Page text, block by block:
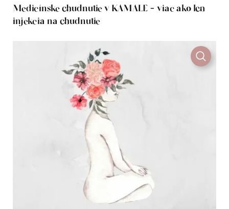
Medicínske chudnutie v KAMALE - viac ako len
injekcia na chudnutie